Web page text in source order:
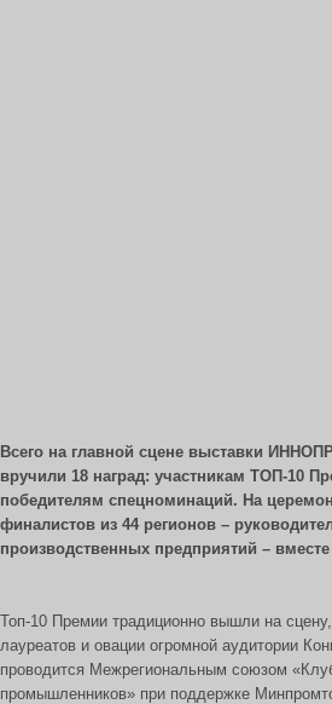
Всего на главной сцене выставки
вручили 18 наград: участникам ТОП-10
победителям спецноминаций. На
финалистов из 44 регионов –
производственных предприятий –
Топ-10 Премии традиционно вышли на
лауреатов и овации огромной аудитории
проводится Межрегиональным союзом
промышленников» при поддержке